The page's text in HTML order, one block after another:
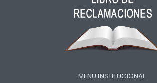
MENU INSTITUCIONAL